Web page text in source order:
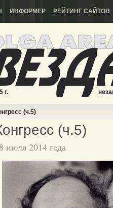
ИНФОРМЕР РЕЙТИНГ САЙТОВ
г.
(ч.5)
(ч.5)
июля 2014 года